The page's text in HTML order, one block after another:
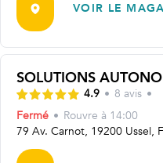
VOIR LE
SOLUTIONS
4.9 • 8 avis •
Fermé • Rouvre à 14:00
79 Av. Carnot, 19200 Ussel,